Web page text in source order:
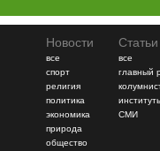
Новости
все
спорт
религия
политика
экономика
природа
общество
Статьи
все
главный
СМИ